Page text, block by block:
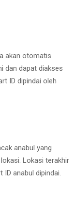
akan otomatis
dan dapat diakses
ID dipindai oleh
anabul yang
Lokasi terakhir
ID anabul dipindai.